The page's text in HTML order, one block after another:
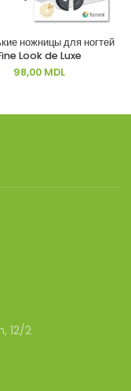
ножницы для ногтей
Look de Luxe
98,00 MDL
12/2